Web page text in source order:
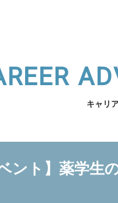
業支援
キャリ
ント】薬学生